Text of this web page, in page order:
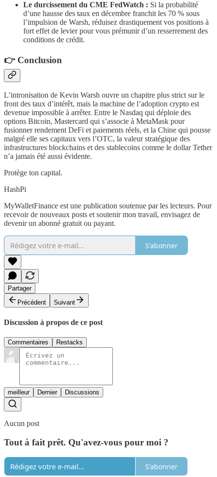
Le durcissement du CME FedWatch : Si la probabilité
d’une hausse des taux en décembre franchit les 70 % sous
l’impulsion de Warsh, réduisez drastiquement vos positions à
fort effet de levier pour vous prémunir d’un resserrement des
conditions de crédit.
​👉 Conclusion
​L’intronisation de Kevin Warsh ouvre un chapitre plus strict sur le
front des taux d’intérêt, mais la machine de l’adoption crypto est
devenue impossible à arrêter. Entre le Nasdaq qui déploie des
options Bitcoin, Mastercard qui s’associe à MetaMask pour
fusionner rendement DeFi et paiements réels, et la Chine qui pousse
malgré elle ses capitaux vers l’OTC, la valeur stratégique des
infrastructures blockchains et des stablecoins comme le dollar Tether
n’a jamais été aussi évidente.
Protège ton capital.
HashPi
MyWalletFinance est une publication soutenue par les lecteurs. Pour
recevoir de nouveaux posts et soutenir mon travail, envisagez de
devenir un abonné gratuit ou payant.
S'abonner
Partager
Précédent
Suivant
Discussion à propos de ce post
Commentaires Restacks
meilleur Dernier Discussions
Aucun post
Tout à fait prêt. Qu'avez-vous pour moi ?
S'abonner